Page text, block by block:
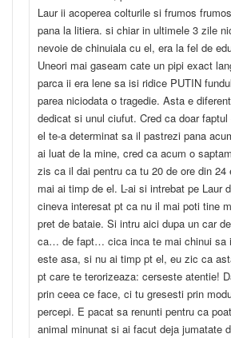
Laur ii acoperea colturile si frumos
pana la litiera. si chiar in ultimele 3 zile
nevoie de chinuiala cu el, era la fel de
Uneori mai gaseam cate un pipi exact
parca ii era lene sa isi ridice PUTIN
parea niciodata o tragedie. Asta e
dedicat si unul ciufut. Cred ca doar
el te-a determinat sa il pastrezi pana
ai luat de la mine, cred ca acum o
zis ca il dai pentru ca tu 20 de ore din
mai ai timp de el. L-ai si intrebat pe Laur
cineva interesat pt ca nu il mai poti tine
pret de bataie. Si intru aici dupa un car
ca… de fapt… cica inca te mai chinui sa
este asa, si nu ai timp pt el, eu zic ca
pt care te terorizeaza: cerseste atentie!
prin ceea ce face, ci tu gresesti prin
percepi. E pacat sa renunti pentru ca
animal minunat si ai facut deja jumatate